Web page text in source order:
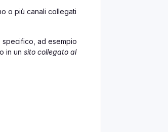
o più canali collegati
specifico, ad esempio
in un sito collegato al